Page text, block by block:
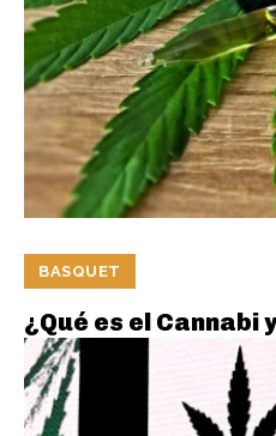
BASQUET
¿Qué es el Cannabi